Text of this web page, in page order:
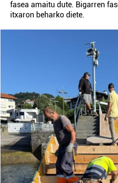
fasea amaitu dute. Bigarren
itxaron beharko diete.